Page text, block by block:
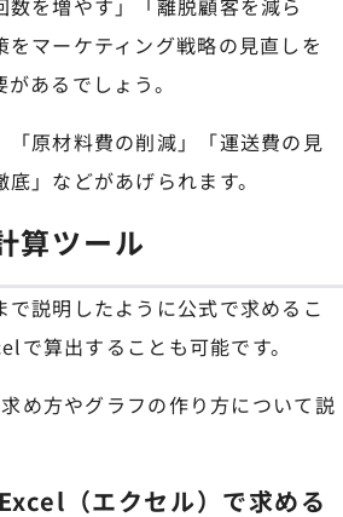
マーケティング戦略の見直しを
あるでしょう。
「原材料費の削減」「運送費の見
」などがあげられます。
算ツール
説明したように公式で求めるこ
で算出することも可能です。
め方やグラフの作り方について説
（エクセル）で求める